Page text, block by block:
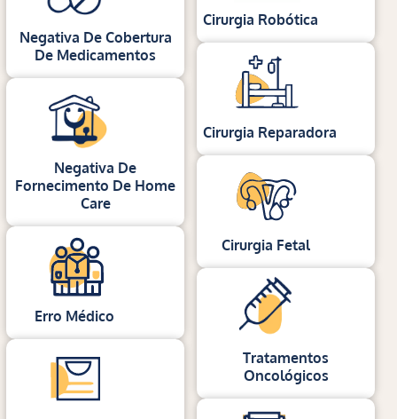
Negativa De Cobertura
De Medicamentos
Negativa De
Fornecimento De Home
Care
Erro Médico
Cirurgia Robótica
Cirurgia Reparadora
Cirurgia Fetal
Tratamentos
Oncológicos